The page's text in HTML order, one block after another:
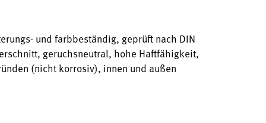
und farbbeständig, geprüft nach DIN
geruchsneutral, hohe Haftfähigkeit,
(nicht korrosiv), innen und außen